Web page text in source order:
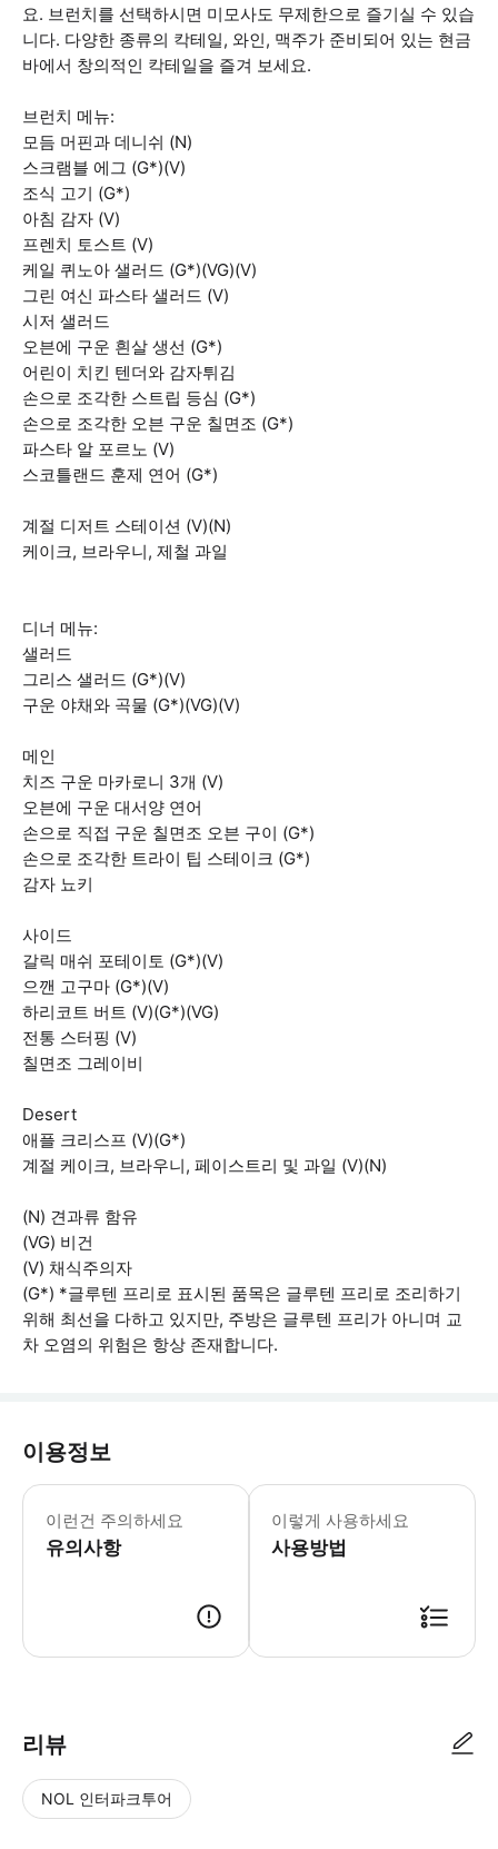
요. 브런치를 선택하시면 미모사도 무제한으로 즐기실 수 있습
니다. 다양한 종류의 칵테일, 와인, 맥주가 준비되어 있는 현금
바에서 창의적인 칵테일을 즐겨 보세요.
브런치 메뉴:
모듬 머핀과 데니쉬 (N)
스크램블 에그 (G*)(V)
조식 고기 (G*)
아침 감자 (V)
프렌치 토스트 (V)
케일 퀴노아 샐러드 (G*)(VG)(V)
그린 여신 파스타 샐러드 (V)
시저 샐러드
오븐에 구운 흰살 생선 (G*)
어린이 치킨 텐더와 감자튀김
손으로 조각한 스트립 등심 (G*)
손으로 조각한 오븐 구운 칠면조 (G*)
파스타 알 포르노 (V)
스코틀랜드 훈제 연어 (G*)
계절 디저트 스테이션 (V)(N)
케이크, 브라우니, 제철 과일
디너 메뉴:
샐러드
그리스 샐러드 (G*)(V)
구운 야채와 곡물 (G*)(VG)(V)
메인
치즈 구운 마카로니 3개 (V)
오븐에 구운 대서양 연어
손으로 직접 구운 칠면조 오븐 구이 (G*)
손으로 조각한 트라이 팁 스테이크 (G*)
감자 뇨키
사이드
갈릭 매쉬 포테이토 (G*)(V)
으깬 고구마 (G*)(V)
하리코트 버트 (V)(G*)(VG)
전통 스터핑 (V)
칠면조 그레이비
Desert
애플 크리스프 (V)(G*)
계절 케이크, 브라우니, 페이스트리 및 과일 (V)(N)
(N) 견과류 함유
(VG) 비건
(V) 채식주의자
(G*) *글루텐 프리로 표시된 품목은 글루텐 프리로 조리하기
위해 최선을 다하고 있지만, 주방은 글루텐 프리가 아니며 교
차 오염의 위험은 항상 존재합니다.
이용정보
이런건 주의하세요
유의사항
드레스 코드는 홀리데이 칵테일 복장
이렇게 사용하세요
사용방법
리뷰
NOL 인터파크투어